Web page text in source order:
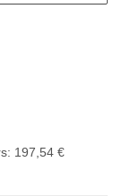
: 197,54 €